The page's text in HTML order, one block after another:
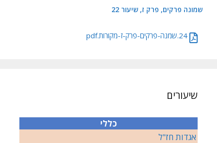
שמונה פרקים, פרק ז, שיעור 22
24.שמנה-פרקים-פרק-ז-מקורות.pdf
שיעורים
כללי
אגדות חז"ל